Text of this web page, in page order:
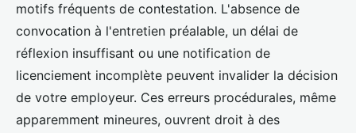
motifs fréquents de contestation. L'absence de
convocation à l'entretien préalable, un délai de
réflexion insuffisant ou une notification de
licenciement incomplète peuvent invalider la décision
de votre employeur. Ces erreurs procédurales, même
apparemment mineures, ouvrent droit à des